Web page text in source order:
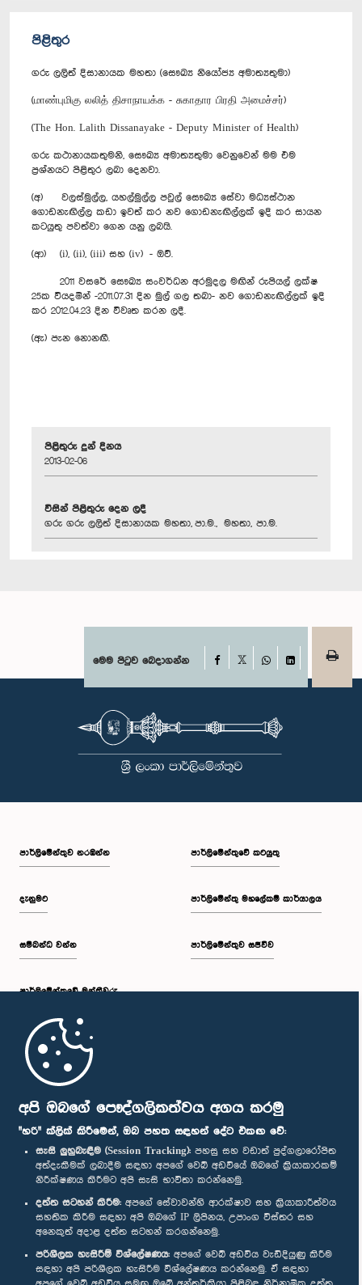
අපි ඔබගේ පෞද්ගලිකත්වය අගය කරමු
"හරි" ක්ලික් කිරීමෙන්, ඔබ පහත සඳහන් දේට එකඟ වේ:
සැසි ලුහුබැඳීම (Session Tracking): පහසු සහ වඩාත් පුද්ගලාරෝපිත
අත්දැකීමක් ලබාදීම සඳහා අපගේ වෙබ් අඩවියේ ඔබගේ ක්‍රියාකාරකම්
නිරීක්ෂණය කිරීමට අපි සැසි භාවිතා කරන්නෙමු.
දත්ත සටහන් කිරීම: අපගේ සේවාවන්හි ආරක්ෂාව සහ ක්‍රියාකාරීත්වය
සහතික කිරීම සඳහා අපි ඔබගේ IP ලිපිනය, උපාංග විස්තර සහ
අනෙකුත් අදාළ දත්ත සටහන් කරගන්නෙමු.
පරිශීලක හැසිරීම් විශ්ලේෂණය: අපගේ වෙබ් අඩවිය වැඩිදියුණු කිරීම
සඳහා අපි පරිශීලක හැසිරීම විශ්ලේෂණය කරන්නෙමු. ඒ සඳහා
පිළිතුර
ගරු ලලිත් දිසානායක මහතා (සෞඛ්‍ය නියෝජ්‍ය අමාත්‍යතුමා)
(மாண்புமிகு லலித் திசாநாயக்க - சுகாதார பிரதி அமைச்சர்)
(The Hon. Lalith Dissanayake - Deputy Minister of Health)
ගරු කථානායකතුමනි, සෞඛ්‍ය අමාත්‍යතුමා වෙනුවෙන් මම එම
ප්‍රශ්නයට පිළිතුර ලබා දෙනවා.
(අ) වලස්මුල්ල, යහල්මුල්ල පවුල් සෞඛ්‍ය සේවා මධ්‍යස්ථාන
ගොඩනැඟිල්ල කඩා ඉවත් කර නව ගොඩනැඟිල්ලක් ඉදි කර සායන
කටයුතු පවත්වා ගෙන යනු ලබයි.
(ආ) (i), (ii), (iii) සහ (iv) - ඔව්.
2011 වසරේ සෞඛ්‍ය සංවර්ධන අරමුදල මඟින් රුපියල් ලක්ෂ
25ක වියදමින් -2011.07.31 දින මුල් ගල තබා- නව ගොඩනැඟිල්ලක් ඉදි
කර 2012.04.23 දින විවෘත කරන ලදී.
(ඇ) පැන නොනඟී.
පිළිතුරු දුන් දිනය
2013-02-06
විසින් පිළිතුරු දෙන ලදී
ගරු ගරු ලලිත් දිසානායක මහතා, පා.ම., මහතා, පා.ම.
මෙම පිටුව බෙදාගන්න Facebook
WhatsAppLinkedIn
පාර්ලි‌මේන්තුව නරඹන්න
දැනුමට
සම්බන්ධ වන්න
පාර්ලි‌මේන්තුවේ මන්ත්‍රීවරු
මුල් පිටුව
පාර්ලිමේන්තුවේ කටයුතු
පාර්ලිමේන්තු මහලේකම් කාර්යාලය
පාර්ලිමේන්තුව සජීවීව
පාර්ලිමේන්තු ජංගම යෙදුම
අප හා සම්බන්ධ වී සිටින්න :
සම්මාන